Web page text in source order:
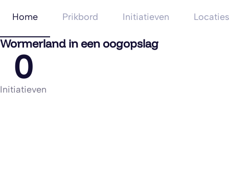
Home Prikbord Initiatieven Locaties
Wormerland in een oogopslag
0
Initiatieven